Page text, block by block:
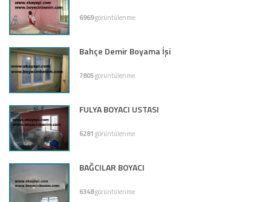
6969görüntülenme
Bahçe Demir Boyama İşi
7805görüntülenme
FULYA BOYACI USTASI
6281görüntülenme
BAĞCILAR BOYACI
6348görüntülenme